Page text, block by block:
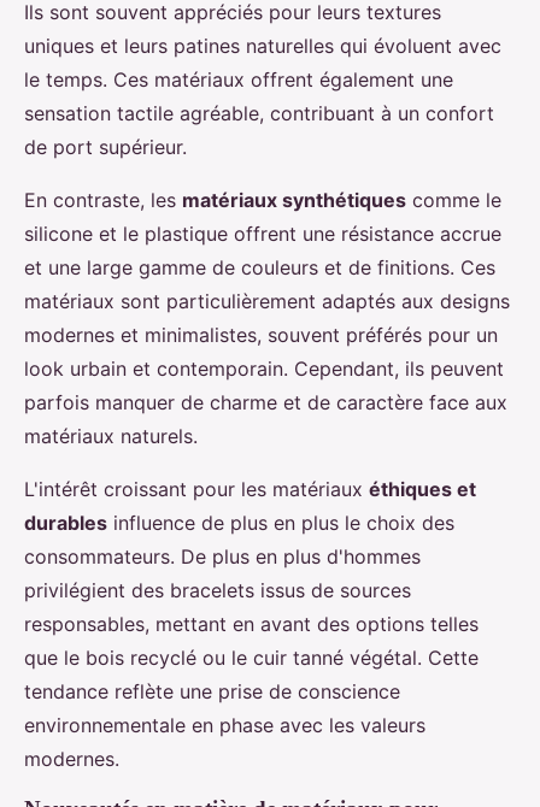
Ils sont souvent appréciés pour leurs textures
uniques et leurs patines naturelles qui évoluent avec
le temps. Ces matériaux offrent également une
sensation tactile agréable, contribuant à un confort
de port supérieur.
En contraste, les matériaux synthétiques comme le
silicone et le plastique offrent une résistance accrue
et une large gamme de couleurs et de finitions. Ces
matériaux sont particulièrement adaptés aux designs
modernes et minimalistes, souvent préférés pour un
look urbain et contemporain. Cependant, ils peuvent
parfois manquer de charme et de caractère face aux
matériaux naturels.
L'intérêt croissant pour les matériaux éthiques et
durables influence de plus en plus le choix des
consommateurs. De plus en plus d'hommes
privilégient des bracelets issus de sources
responsables, mettant en avant des options telles
que le bois recyclé ou le cuir tanné végétal. Cette
tendance reflète une prise de conscience
environnementale en phase avec les valeurs
modernes.